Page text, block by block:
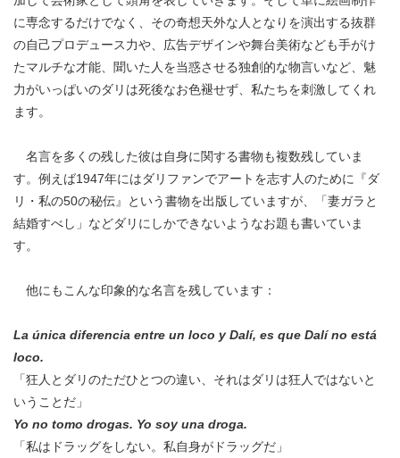
に専念するだけでなく、その奇想天外な人となりを演出する抜群
の自己プロデュース力や、広告デザインや舞台美術なども手がけ
たマルチな才能、聞いた人を当惑させる独創的な物言いなど、魅
力がいっぱいのダリは死後なお色褪せず、私たちを刺激してくれ
ます。
名言を多くの残した彼は自身に関する書物も複数残していま
す。例えば1947年にはダリファンでアートを志す人のために『ダ
リ・私の50の秘伝』という書物を出版していますが、「妻ガラと
結婚すべし」などダリにしかできないようなお題も書いていま
す。
他にもこんな印象的な名言を残しています：
La única diferencia entre un loco y Dalí, es que Dalí no está
loco.
「狂人とダリのただひとつの違い、それはダリは狂人ではないと
いうことだ」
Yo no tomo drogas. Yo soy una droga.
「私はドラッグをしない。私自身がドラッグだ」